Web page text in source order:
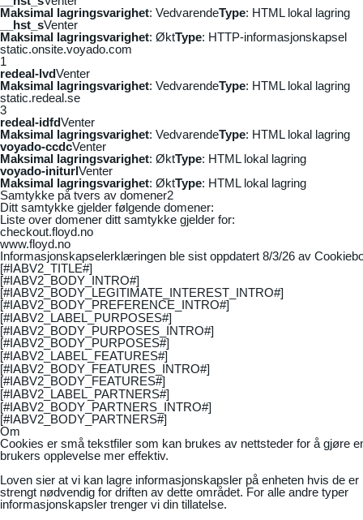
Maksimal lagringsvarighet: VedvarendeType: HTML lokal lagring
__hst_sVenter
Maksimal lagringsvarighet: ØktType: HTTP-informasjonskapsel
static.onsite.voyado.com
1
redeal-lvdVenter
Maksimal lagringsvarighet: VedvarendeType: HTML lokal lagring
static.redeal.se
3
redeal-idfdVenter
Maksimal lagringsvarighet: VedvarendeType: HTML lokal lagring
voyado-ccdcVenter
Maksimal lagringsvarighet: ØktType: HTML lokal lagring
voyado-initurlVenter
Maksimal lagringsvarighet: ØktType: HTML lokal lagring
Samtykke på tvers av domener2
Ditt samtykke gjelder følgende domener:
Liste over domener ditt samtykke gjelder for:
checkout.floyd.no
www.floyd.no
Informasjonskapselerklæringen ble sist oppdatert 8/3/26 av
[#IABV2_TITLE#]
[#IABV2_BODY_INTRO#]
[#IABV2_BODY_LEGITIMATE_INTEREST_INTRO#]
[#IABV2_BODY_PREFERENCE_INTRO#]
[#IABV2_LABEL_PURPOSES#]
[#IABV2_BODY_PURPOSES_INTRO#]
[#IABV2_BODY_PURPOSES#]
[#IABV2_LABEL_FEATURES#]
[#IABV2_BODY_FEATURES_INTRO#]
[#IABV2_BODY_FEATURES#]
[#IABV2_LABEL_PARTNERS#]
[#IABV2_BODY_PARTNERS_INTRO#]
[#IABV2_BODY_PARTNERS#]
Om
Cookies er små tekstfiler som kan brukes av nettsteder for å gjøre
brukers opplevelse mer effektiv.
Loven sier at vi kan lagre informasjonskapsler på enheten hvis de er
strengt nødvendig for driften av dette området. For alle andre typer
informasjonskapsler trenger vi din tillatelse.